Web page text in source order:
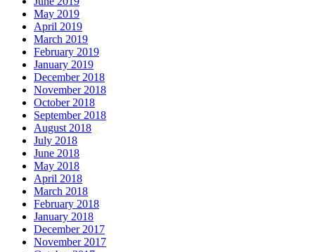
May 2019
April 2019
March 2019
February 2019
January 2019
December 2018
November 2018
October 2018
September 2018
August 2018
July 2018
June 2018
May 2018
April 2018
March 2018
February 2018
January 2018
December 2017
November 2017